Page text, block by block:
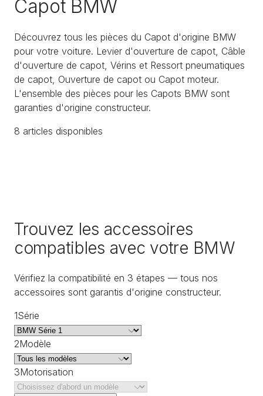
Capot BMW
Découvrez tous les pièces du Capot d'origine BMW
pour votre voiture. Levier d'ouverture de capot, Câble
d'ouverture de capot, Vérins et Ressort pneumatiques
de capot, Ouverture de capot ou Capot moteur.
L'ensemble des pièces pour les Capots BMW sont
garanties d'origine constructeur.
8 articles disponibles
Trouvez les accessoires
compatibles avec votre BMW
Vérifiez la compatibilité en 3 étapes — tous nos
accessoires sont garantis d'origine constructeur.
1Série
2Modèle
3Motorisation